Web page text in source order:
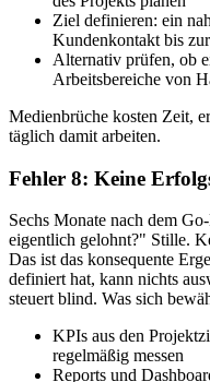
Ziel definieren: ein
Kundenkontakt bis
Alternativ prüfen, ob
Arbeitsbereiche von
Medienbrüche kosten Zeit,
täglich damit arbeiten.
Fehler 8: Keine
Sechs Monate nach dem
eigentlich gelohnt?" Stille.
Das ist das konsequente
definiert hat, kann nichts
steuert blind. Was sich
KPIs aus den
regelmäßig messen
Reports und